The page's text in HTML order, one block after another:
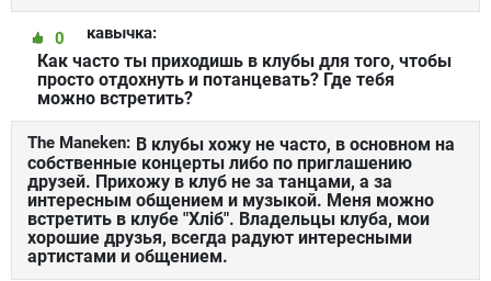
кавычка:
0
Как часто ты приходишь в клубы для того, чтобы
просто отдохнуть и потанцевать? Где тебя
можно встретить?
The Maneken: В клубы хожу не часто, в основном на
собственные концерты либо по приглашению
друзей. Прихожу в клуб не за танцами, а за
интересным общением и музыкой. Меня можно
встретить в клубе "Хліб". Владельцы клуба, мои
хорошие друзья, всегда радуют интересными
артистами и общением.